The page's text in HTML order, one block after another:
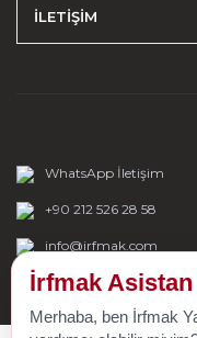
İLETİŞİM
WhatsApp İletişim
+90 212 526 28 58
info@irfmak.com
İrfmak Asistan
Merhaba, ben İrfmak